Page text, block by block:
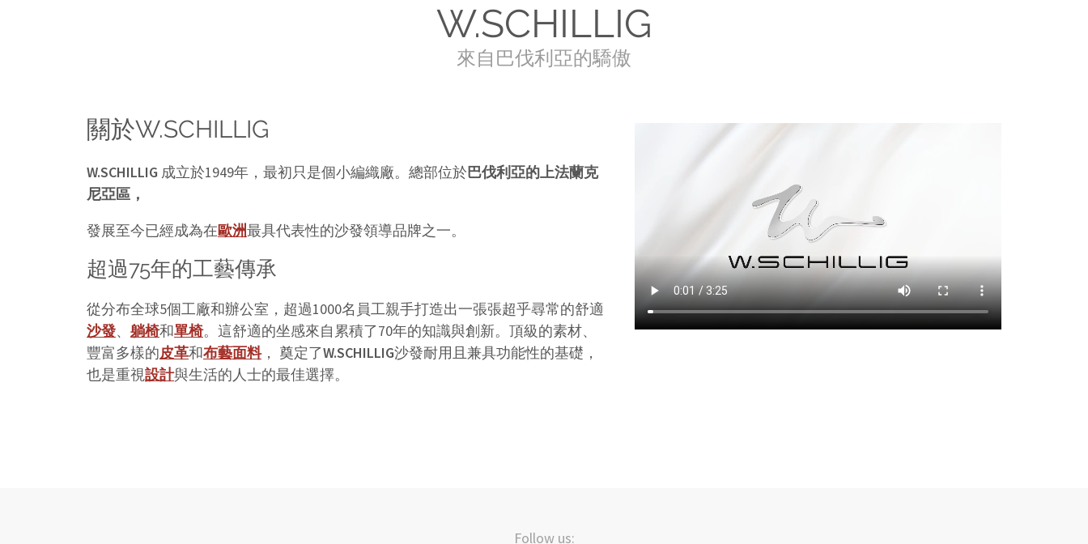
W.SCHILLIG
來自巴伐利亞的驕傲
關於W.SCHILLIG
W.SCHILLIG 成立於1949年，最初只是個小編織廠。總部位於巴伐利亞的上法蘭克
尼亞區，
發展至今已經成為在歐洲最具代表性的沙發領導品牌之一。
超過75年的工藝傳承
從分布全球5個工廠和辦公室，超過1000名員工親手打造出一張張超乎尋常的舒適
沙發、 躺椅和單椅。 這舒適的坐感來自累積了70年的知識與創新。頂級的素材、
豐富多樣的皮革和布藝面料， 奠定了W.SCHILLIG沙發耐用且兼具功能性的基礎，
也是重視設計與生活的人士的最佳選擇。
Follow us: